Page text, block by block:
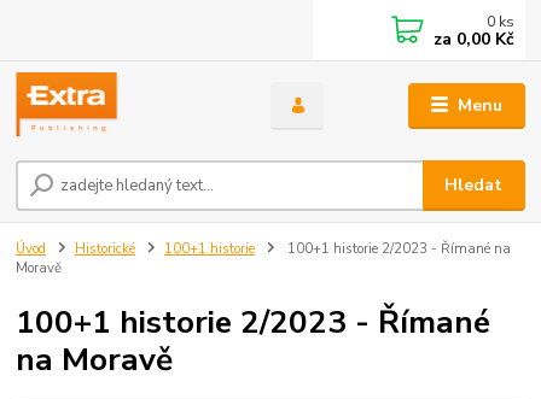
Menu
Hledat
0 ks
za 0,00 Kč
Úvod Historické 100+1 historie
100+1 historie 2/2023 - Římané na
Moravě
100+1 historie 2/2023 - Římané
na Moravě